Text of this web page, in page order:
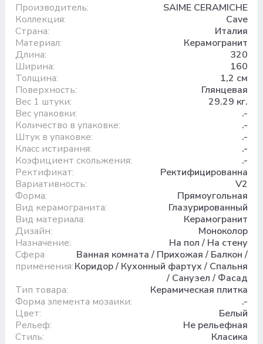
Производитель:
SAIME CERAMICHE
Коллекция:
Cave
Страна:
Италия
Материал:
Керамогранит
Длина:
320
Ширина:
160
Толщина:
1,2 см
Поверхность:
Глянцевая
Вес 1 штуки:
29.29 кг.
Вес упаковки:
.-
Количество в упаковке:
.-
Штук в упаковке:
.-
Класс истирання:
.-
Коэфициент скольжения:
.-
Ректификат:
Ректифицированна
Вариативность:
V2
Форма:
Прямоугольная
Вид керамогранита:
Глазурированный
Вид материала:
Керамогранит
Дизайн:
Моноколор
Назначение:
На пол / На стену
Сфера
применения:
Ванная комната / Прихожая / Балкон /
Коридор / Кухонный фартух / Спальня
/ Санузел / Фасад
Тип товара:
Керамическая плитка
Форма элемента мозаики:
.-
Цвет:
Белый
Рельеф:
Не рельефная
Стиль:
Класика